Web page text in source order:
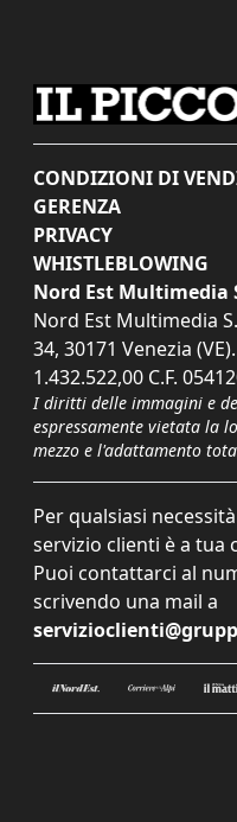
CONDIZIONI DI
GERENZA
PRIVACY
WHISTLEBLOWING
Nord Est Multimedia
Nord Est Multimedia
34, 30171 Venezia
1.432.522,00 C.F.
I diritti delle immagini e
espressamente vietata la
mezzo e l'adattamento
Per qualsiasi
servizio clienti è a tua
Puoi contattarci al
scrivendo una mail a